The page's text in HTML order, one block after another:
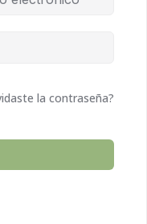
la contraseña?